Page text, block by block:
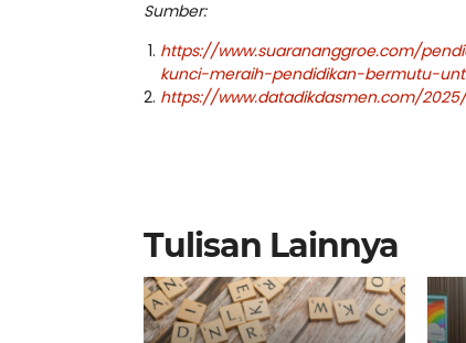
Sumber:
https://www.suarananggroe.com/
kunci-meraih-pendidikan-bermutu-
https://www.datadikdasmen.com/
Tulisan Lainnya